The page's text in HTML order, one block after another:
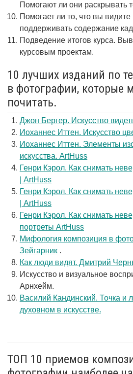
Помогают ли они раскрывать
Помогает ли то, что вы видите
поддерживать содержание
Подведение итогов курса.
курсовым проектам.
10 лучших изданий по
в фотографии, которые
почитать.
Джон Бергер. Искусство
Иоханнес Иттен. Искусство
Иоханнес Иттен. Элементы
искусства. ArtHuss
Генри Кэрол. Как снимать
| ArtHuss
Генри Кэрол. Как снимать
| ArtHuss
Генри Кэрол. Как снимать
портреты ArtHuss
Мифология композиция в
Зейгарник .
Как люди видят. Дмитрий
Искусство и визуальное
Арнхейм.
Василий Кандинский. Точка и
духовном в искусстве.
ТОП 10 приемов